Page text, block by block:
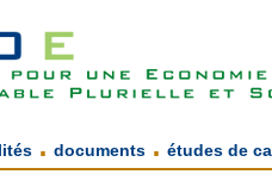
. documents . études de